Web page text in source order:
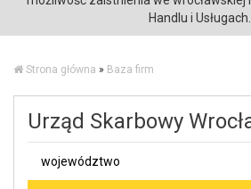
Handlu i Usługach.
Strona główna » Baza firm
Urząd Skarbowy
województwo